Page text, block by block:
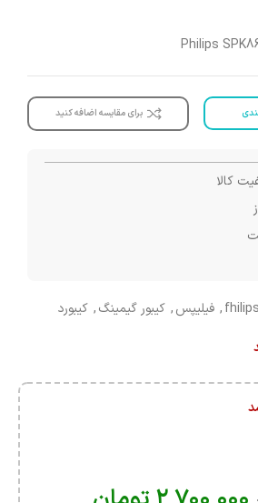
Philips
برای مقایسه اضافه کنید
کالا
fhilips
, فیلیپس, کیبور گیمینگ, کیبورد